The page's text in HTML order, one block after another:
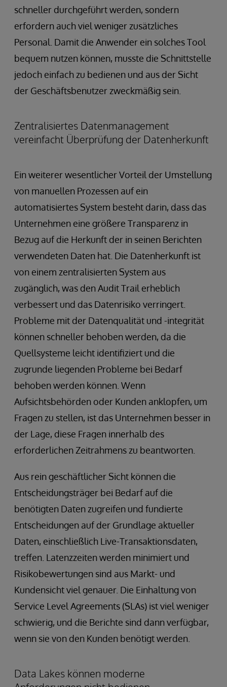
schneller durchgeführt werden, sondern
erfordern auch viel weniger zusätzliches
Personal. Damit die Anwender ein solches Tool
bequem nutzen können, musste die Schnittstelle
jedoch einfach zu bedienen und aus der Sicht
der Geschäftsbenutzer zweckmäßig sein.
Zentralisiertes Datenmanagement
vereinfacht Überprüfung der Datenherkunft
Ein weiterer wesentlicher Vorteil der Umstellung
von manuellen Prozessen auf ein
automatisiertes System besteht darin, dass das
Unternehmen eine größere Transparenz in
Bezug auf die Herkunft der in seinen Berichten
verwendeten Daten hat. Die Datenherkunft ist
von einem zentralisierten System aus
zugänglich, was den Audit Trail erheblich
verbessert und das Datenrisiko verringert.
Probleme mit der Datenqualität und -integrität
können schneller behoben werden, da die
Quellsysteme leicht identifiziert und die
zugrunde liegenden Probleme bei Bedarf
behoben werden können. Wenn
Aufsichtsbehörden oder Kunden anklopfen, um
Fragen zu stellen, ist das Unternehmen besser in
der Lage, diese Fragen innerhalb des
erforderlichen Zeitrahmens zu beantworten.
Aus rein geschäftlicher Sicht können die
Entscheidungsträger bei Bedarf auf die
benötigten Daten zugreifen und fundierte
Entscheidungen auf der Grundlage aktueller
Daten, einschließlich Live-Transaktionsdaten,
treffen. Latenzzeiten werden minimiert und
Risikobewertungen sind aus Markt- und
Kundensicht viel genauer. Die Einhaltung von
Service Level Agreements (SLAs) ist viel weniger
schwierig, und die Berichte sind dann verfügbar,
wenn sie von den Kunden benötigt werden.
Data Lakes können moderne